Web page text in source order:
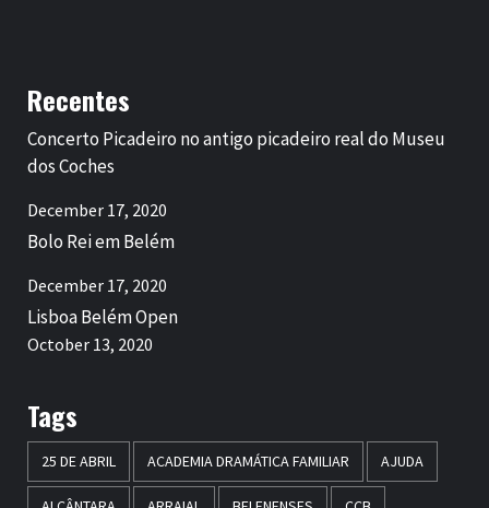
Recentes
Concerto Picadeiro no antigo picadeiro real do Museu
dos Coches
December 17, 2020
Bolo Rei em Belém
December 17, 2020
Lisboa Belém Open
October 13, 2020
Tags
25 DE ABRIL ACADEMIA DRAMÁTICA FAMILIAR AJUDA